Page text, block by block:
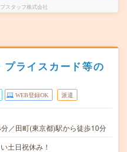
スタッフ株式会社
プライスカード等の
WEB登録OK 派遣
／田町(東京都)駅から徒歩10分
土日祝休み！